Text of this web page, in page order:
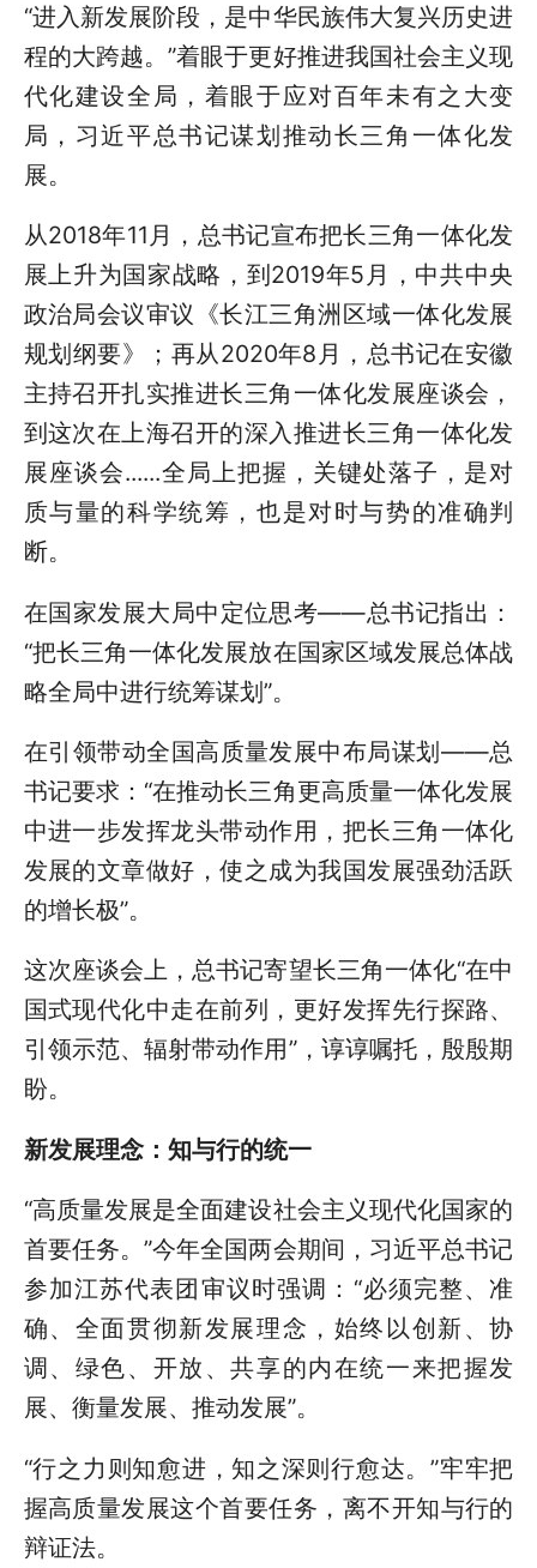
“进入新发展阶段，是中华民族伟大复兴历史进
程的大跨越。”着眼于更好推进我国社会主义现
代化建设全局，着眼于应对百年未有之大变
局，习近平总书记谋划推动长三角一体化发
展。
从2018年11月，总书记宣布把长三角一体化发
展上升为国家战略，到2019年5月，中共中央
政治局会议审议《长江三角洲区域一体化发展
规划纲要》；再从2020年8月，总书记在安徽
主持召开扎实推进长三角一体化发展座谈会，
到这次在上海召开的深入推进长三角一体化发
展座谈会......全局上把握，关键处落子，是对
质与量的科学统筹，也是对时与势的准确判
断。
在国家发展大局中定位思考——总书记指出：
“把长三角一体化发展放在国家区域发展总体战
略全局中进行统筹谋划”。
在引领带动全国高质量发展中布局谋划——总
书记要求：“在推动长三角更高质量一体化发展
中进一步发挥龙头带动作用，把长三角一体化
发展的文章做好，使之成为我国发展强劲活跃
的增长极”。
这次座谈会上，总书记寄望长三角一体化“在中
国式现代化中走在前列，更好发挥先行探路、
引领示范、辐射带动作用”，谆谆嘱托，殷殷期
盼。
新发展理念：知与行的统一
“高质量发展是全面建设社会主义现代化国家的
首要任务。”今年全国两会期间，习近平总书记
参加江苏代表团审议时强调：“必须完整、准
确、全面贯彻新发展理念，始终以创新、协
调、绿色、开放、共享的内在统一来把握发
展、衡量发展、推动发展”。
“行之力则知愈进，知之深则行愈达。”牢牢把
握高质量发展这个首要任务，离不开知与行的
辩证法。